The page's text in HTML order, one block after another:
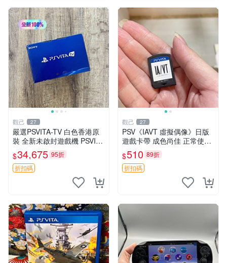
觀己 27
嚴選PSVITA-TV 白色香港原
裝 全新未啟封遊戲機 PSVITA
TV 行貨 電腦遊戲機 新款 全
套配件齊全
$34,675 95折
折扣碼
觀己 27
PSV《IAVT 虛擬偶像》日版
遊戲卡帶 成色尚佳 正常使用
單機娛樂推薦 音樂粉必備 收
藏嚴選 IAVT 虛擬偶像 PSV
游戲卡帶
$510 89折
折扣碼